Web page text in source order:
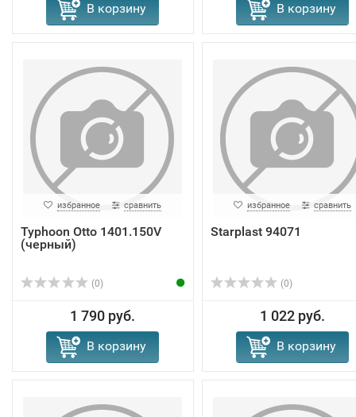
В корзину В корзину
избранное сравнить
Typhoon Otto 1401.150V
(черный)
(0)
1 790 руб.
В корзину
избранное сравнить
Starplast 94071
(0)
1 022 руб.
В корзину